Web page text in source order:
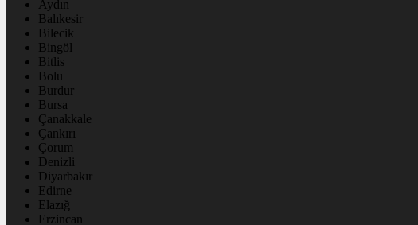
Aydın
Balıkesir
Bilecik
Bingöl
Bitlis
Bolu
Burdur
Bursa
Çanakkale
Çankırı
Çorum
Denizli
Diyarbakır
Edirne
Elazığ
Erzincan